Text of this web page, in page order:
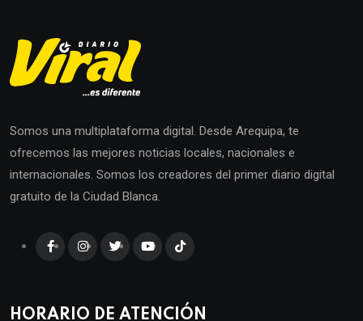
Somos una multiplataforma digital. Desde Arequipa, te
ofrecemos las mejores noticias locales, nacionales e
internacionales. Somos los creadores del primer diario digital
gratuito de la Ciudad Blanca.
HORARIO DE ATENCIÓN